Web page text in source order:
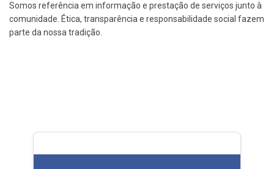
Somos referência em informação e prestação de serviços junto à
comunidade. Ética, transparência e responsabilidade social fazem
parte da nossa tradição.